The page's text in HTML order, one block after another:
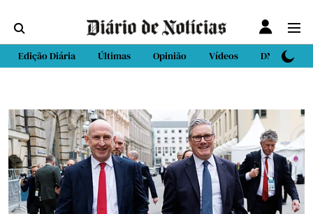
Edição Diária Últimas Opinião Vídeos DN Sport